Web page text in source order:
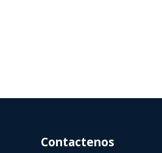
Contactenos